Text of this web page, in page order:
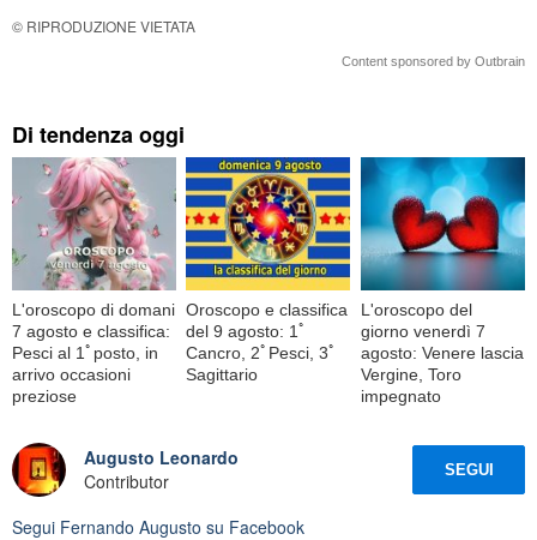
© RIPRODUZIONE VIETATA
Content sponsored by Outbrain
Di tendenza oggi
L'oroscopo di domani
7 agosto e classifica:
Pesci al 1ﾟposto, in
arrivo occasioni
preziose
Oroscopo e classifica
del 9 agosto: 1ﾟ
Cancro, 2ﾟPesci, 3ﾟ
Sagittario
L'oroscopo del
giorno venerdì 7
agosto: Venere lascia
Vergine, Toro
impegnato
Augusto Leonardo
Contributor
SEGUI
Segui Fernando Augusto su Facebook